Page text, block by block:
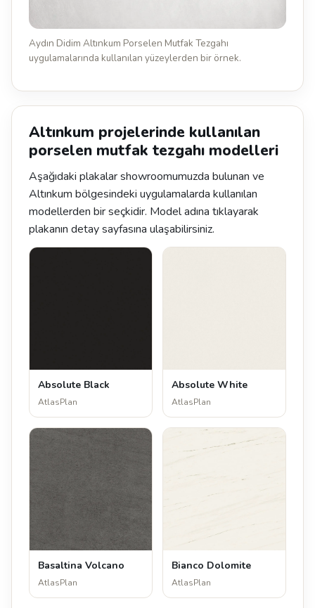
Aydın Didim Altınkum Porselen Mutfak Tezgahı
uygulamalarında kullanılan yüzeylerden bir örnek.
Altınkum projelerinde kullanılan
porselen mutfak tezgahı modelleri
Aşağıdaki plakalar showroomumuzda bulunan ve
Altınkum bölgesindeki uygulamalarda kullanılan
modellerden bir seçkidir. Model adına tıklayarak
plakanın detay sayfasına ulaşabilirsiniz.
Absolute Black
AtlasPlan
Absolute White
AtlasPlan
Basaltina Volcano
AtlasPlan
Bianco Dolomite
AtlasPlan